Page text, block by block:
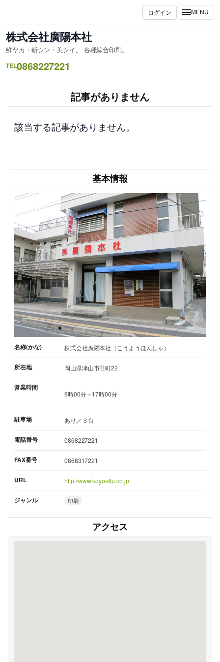
を
ス
キ
ッ
ログイン MENU
株式会社廣陽本社
鮮ヤカ・斬シン・美シイ。 各種綜合印刷。
TEL0868227221
記事がありません
該当する記事がありません。
基本情報
名称(かな) 株式会社廣陽本社（こうようほんしゃ）
所在地 岡山県津山市田町22
営業時間
9時00分～17時00分
駐車場 あり／３台
電話番号 0868227221
FAX番号 0868317221
URL http://www.koyo-dtp.co.jp
ジャンル 印刷
アクセス